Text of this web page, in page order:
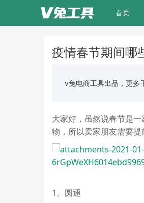
首页
疫情春节期间哪
v兔电商工具出品，更
大家好，虽然说春节是
物，所以卖家朋友需要
1、圆通